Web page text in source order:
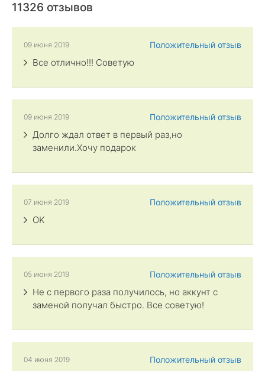
11326 отзывов
Положительный отзыв
09 июня 2019
Все отлично!!! Советую
Положительный отзыв
09 июня 2019
Долго ждал ответ в первый раз,но
заменили.Хочу подарок
Положительный отзыв
07 июня 2019
OK
Положительный отзыв
05 июня 2019
Не с первого раза получилось, но аккунт с
заменой получал быстро. Все советую!
Положительный отзыв
04 июня 2019